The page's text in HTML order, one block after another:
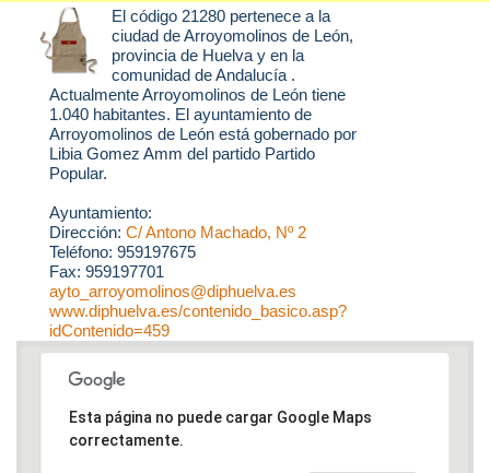
El código 21280 pertenece a la
ciudad deArroyomolinos de León,
provincia de Huelva y en la
comunidad de Andalucía .
Actualmente Arroyomolinos de León tiene
1.040 habitantes. El ayuntamiento de
Arroyomolinos de León está gobernado por
Libia Gomez Amm del partido Partido
Popular.
Ayuntamiento:
Dirección: C/ Antono Machado, Nº 2
Teléfono: 959197675
Fax: 959197701
ayto_arroyomolinos@diphuelva.es
www.diphuelva.es/contenido_basico.asp?
idContenido=459
Esta página no puede cargar Google Maps
correctamente.